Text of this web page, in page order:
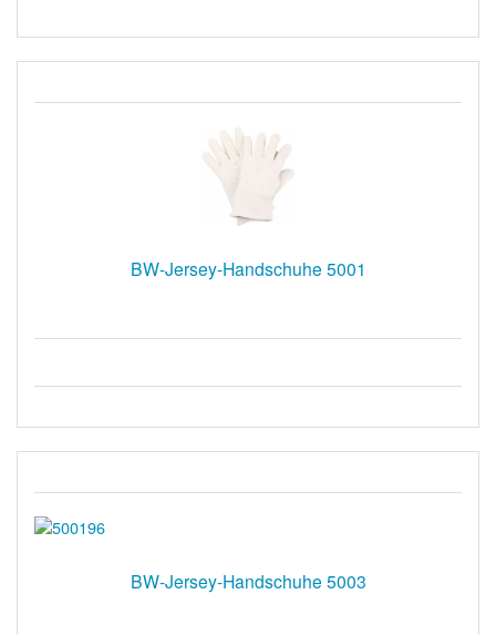
BW-Jersey-Handschuhe 5001
BW-Jersey-Handschuhe 5003